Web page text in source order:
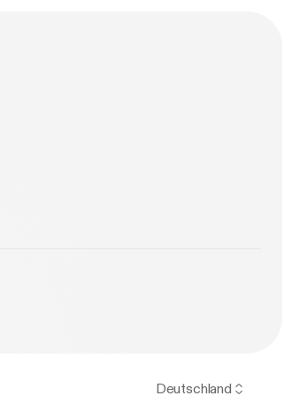
Deutschland